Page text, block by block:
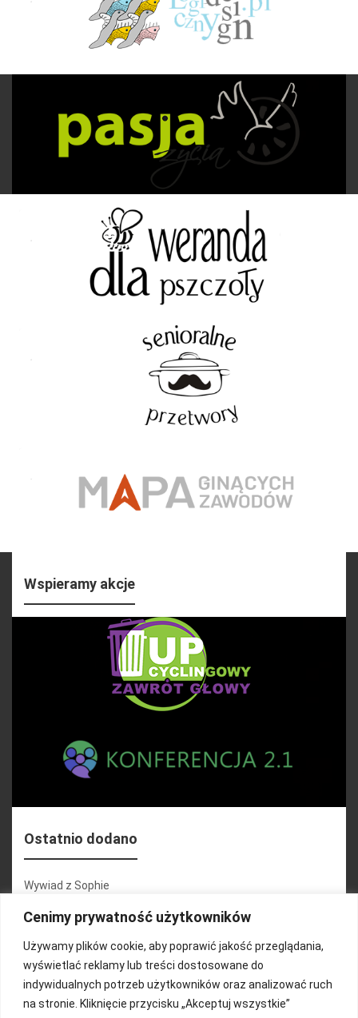
Cenimy prywatność użytkowników
Używamy plików cookie, aby poprawić jakość przeglądania,
wyświetlać reklamy lub treści dostosowane do
indywidualnych potrzeb użytkowników oraz analizować ruch
na stronie. Kliknięcie przycisku „Akceptuj wszystkie”
Wspieramy akcje
Ostatnio dodano
Wywiad z Sophie
Konferencja 2.1
Martyna Wojciechowska
Relacja zdjęciowa 25.09.2024r (cz.2)
Wywiady z uczestnikami